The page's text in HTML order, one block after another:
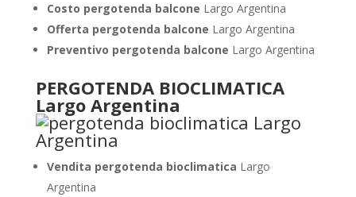
Costo pergotenda balcone Largo Argentina
Offerta pergotenda balcone Largo Argentina
Preventivo pergotenda balcone Largo Argentina
PERGOTENDA BIOCLIMATICA
Largo Argentina
Vendita pergotenda bioclimatica Largo
Argentina